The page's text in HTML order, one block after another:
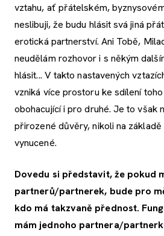
vztahu, ať přátelském,
neslibuji, že budu hlásit svá jiná
erotická partnerství. Ani Tobě,
neudělám rozhovor i s někým
hlásit... V takto nastavených
vzniká více prostoru ke sdílení
obohacující i pro druhé. Je to však
přirozené důvěry, nikoli na
vynucené.
Dovedu si představit, že pokud
partnerů/partnerek, bude pro
kdo má takzvaně přednost.
mám jednoho partnera/